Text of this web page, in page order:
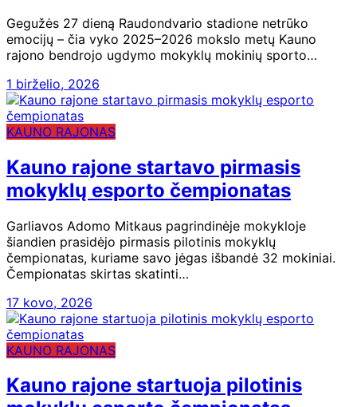
Gegužės 27 dieną Raudondvario stadione netrūko
emocijų – čia vyko 2025–2026 mokslo metų Kauno
rajono bendrojo ugdymo mokyklų mokinių sporto…
1 birželio, 2026
KAUNO RAJONAS
Kauno rajone startavo pirmasis
mokyklų esporto čempionatas
Garliavos Adomo Mitkaus pagrindinėje mokykloje
šiandien prasidėjo pirmasis pilotinis mokyklų
čempionatas, kuriame savo jėgas išbandė 32 mokiniai.
Čempionatas skirtas skatinti…
17 kovo, 2026
KAUNO RAJONAS
Kauno rajone startuoja pilotinis